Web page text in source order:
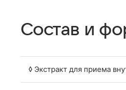
Состав и
◊ Экстракт для приема